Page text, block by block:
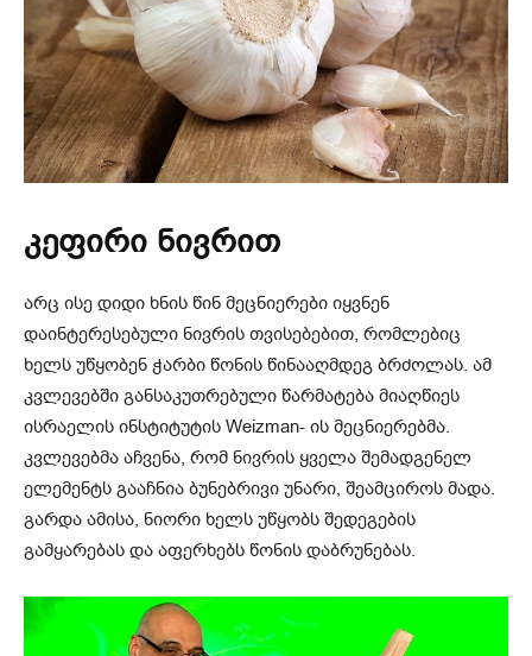
კეფირი ნივრით
არც ისე დიდი ხნის წინ მეცნიერები იყვნენ
დაინტერესებული ნივრის თვისებებით, რომლებიც
ხელს უწყობენ ჭარბი წონის წინააღმდეგ ბრძოლას. ამ
კვლევებში განსაკუთრებული წარმატება მიაღწიეს
ისრაელის ინსტიტუტის Weizman- ის მეცნიერებმა.
კვლევებმა აჩვენა, რომ ნივრის ყველა შემადგენელ
ელემენტს გააჩნია ბუნებრივი უნარი, შეამციროს მადა.
გარდა ამისა, ნიორი ხელს უწყობს შედეგების
გამყარებას და აფერხებს წონის დაბრუნებას.